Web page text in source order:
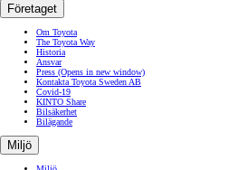
Företaget
Om Toyota
The Toyota Way
Historia
Ansvar
Press (Opens in new window)
Kontakta Toyota Sweden AB
Covid-19
KINTO Share
Bilsäkerhet
Bilägande
Miljö